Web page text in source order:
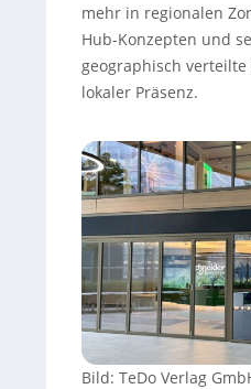
mehr in regionalen
Hub-Konzepten und
geographisch
lokaler Präsenz.
Bild: TeDo Verlag